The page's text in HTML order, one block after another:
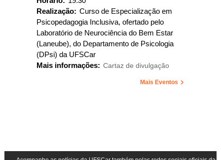
Realização: Curso de Especialização em
Psicopedagogia Inclusiva, ofertado pelo
Laboratório de Neurociência do Bem Estar
(Laneube), do Departamento de Psicologia
(DPsi) da UFSCar
Mais informações: Cartaz de divulgação
Mais Eventos